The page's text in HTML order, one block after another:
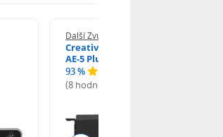
Další Zvukové karty
Creative Sound Blaster X
AE-5 Plus
93 %
(8 hodnocení)